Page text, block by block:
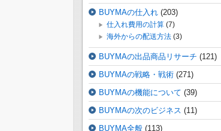
BUYMAの仕入れ (203)
仕入れ費用の計算 (7)
海外からの配送方法 (3)
BUYMAの出品商品リサーチ (121)
BUYMAの戦略・戦術 (271)
BUYMAの機能について (39)
BUYMAの次のビジネス (11)
BUYMA全般 (113)